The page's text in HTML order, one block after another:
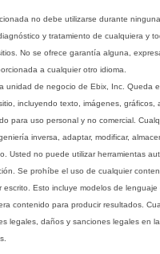
no debe utilizarse durante
y tratamiento de cualquiera y
No se ofrece garantía alguna,
a cualquier otro idioma.
unidad de negocio de Ebix, Inc. Queda
incluyendo texto, imágenes,
para uso personal y no comercial.
inversa, adaptar, modificar,
Usted no puede utilizar herramientas
Se prohíbe el uso de cualquier
escrito. Esto incluye modelos de
contenido para producir resultados.
legales, daños y sanciones legales en